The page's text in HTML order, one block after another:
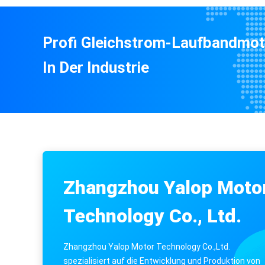
360-Grad-Rotation und fortschrittliche
Profi Gleichstrom-
In Der Industrie
Zhangzhou Yalop
Technology Co., Ltd.
Zhangzhou Yalop Motor Technology Co.,Ltd.
spezialisiert auf die Entwicklung und Produktion von